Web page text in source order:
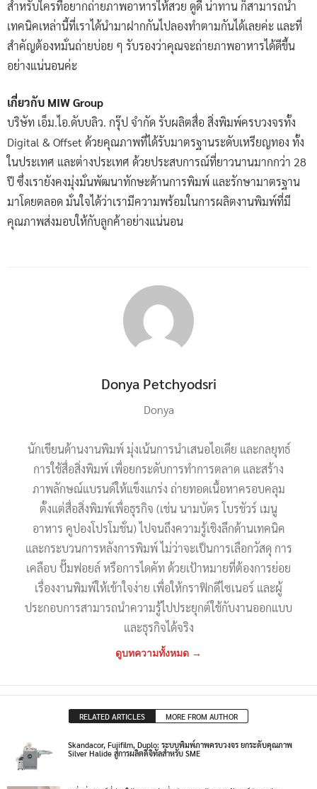
สำหรับใครที่อยากถ่ายภาพอาหารให้สวย ดูดี น่าทาน ก็สามารถนำ
เทคนิคเหล่านี้ที่เราได้นำมาฝากกันไปลองทำตามกันได้เลยค่ะ และที่
สำคัญต้องหมั่นถ่ายบ่อย ๆ รับรองว่าคุณจะถ่ายภาพอาหารได้ดีขึ้น
อย่างแน่นอนค่ะ
เกี่ยวกับ MIW Group
บริษัท เอ็ม.ไอ.ดับบลิว. กรุ๊ป จำกัด รับผลิตสื่อ สิ่งพิมพ์ครบวงจรทั้ง
Digital & Offset ด้วยคุณภาพที่ได้รับมาตรฐานระดับเหรียญทอง ทั้ง
ในประเทศ และต่างประเทศ ด้วยประสบการณ์ที่ยาวนานมากกว่า 28
ปี ซึ่งเรายังคงมุ่งมั่นพัฒนาทักษะด้านการพิมพ์ และรักษามาตรฐาน
มาโดยตลอด มั่นใจได้ว่าเรามีความพร้อมในการผลิตงานพิมพ์ที่มี
คุณภาพส่งมอบให้กับลูกค้าอย่างแน่นอน
Donya Petchyodsri
Donya
นักเขียนด้านงานพิมพ์ มุ่งเน้นการนำเสนอไอเดีย และกลยุทธ์
การใช้สื่อสิ่งพิมพ์ เพื่อยกระดับการทำการตลาด และสร้าง
ภาพลักษณ์แบรนด์ให้แข็งแกร่ง ถ่ายทอดเนื้อหาครอบคลุม
ตั้งแต่สื่อสิ่งพิมพ์เพื่อธุรกิจ (เช่น นามบัตร โบรชัวร์ เมนู
อาหาร คูปองโปรโมชั่น) ไปจนถึงความรู้เชิงลึกด้านเทคนิค
และกระบวนการหลังการพิมพ์ ไม่ว่าจะเป็นการเลือกวัสดุ การ
เคลือบ ปั๊มฟอยล์ หรือการไดคัท ด้วยเป้าหมายที่ต้องการย่อย
เรื่องงานพิมพ์ให้เข้าใจง่าย เพื่อให้กราฟิกดีไซเนอร์ และผู้
ประกอบการสามารถนำความรู้ไปประยุกต์ใช้กับงานออกแบบ
และธุรกิจได้จริง
ดูบทความทั้งหมด →
RELATED ARTICLES MORE FROM AUTHOR
Skandacor, Fujifilm, Duplo: ระบบพิมพ์ภาพครบวงจร ยกระดับคุณภาพ
Silver Halide สู่การผลิตดิจิทัลสำหรับ SME